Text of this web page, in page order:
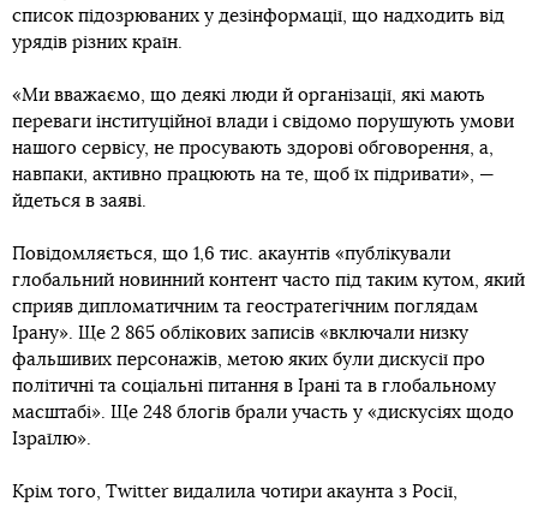
список підозрюваних у дезінформації, що надходить від
урядів різних країн.
«Ми вважаємо, що деякі люди й організації, які мають
переваги інституційної влади і свідомо порушують умови
нашого сервісу, не просувають здорові обговорення, а,
навпаки, активно працюють на те, щоб їх підривати», —
йдеться в заяві.
Повідомляється, що 1,6 тис. акаунтів «публікували
глобальний новинний контент часто під таким кутом, який
сприяв дипломатичним та геостратегічним поглядам
Ірану». Ще 2 865 облікових записів «включали низку
фальшивих персонажів, метою яких були дискусії про
політичні та соціальні питання в Ірані та в глобальному
масштабі». Ще 248 блогів брали участь у «дискусіях щодо
Ізраїлю».
Крім того, Twitter видалила чотири акаунта з Росії,